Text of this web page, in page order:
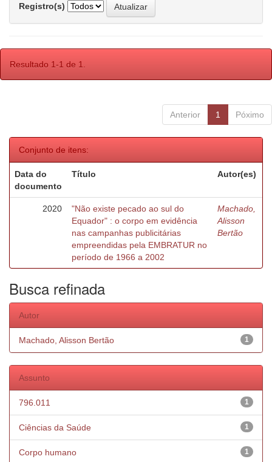
Registro(s)
Resultado 1-1 de 1.
Anterior 1 Póximo
Conjunto de itens:
Data do
documento
Título Autor(es)
2020
"Não existe pecado ao sul do
Equador" : o corpo em evidência
nas campanhas publicitárias
empreendidas pela EMBRATUR no
período de 1966 a 2002
Machado,
Alisson
Bertão
Busca refinada
Autor
1
Machado, Alisson Bertão
Assunto
1
796.011
1
Ciências da Saúde
1
Corpo humano